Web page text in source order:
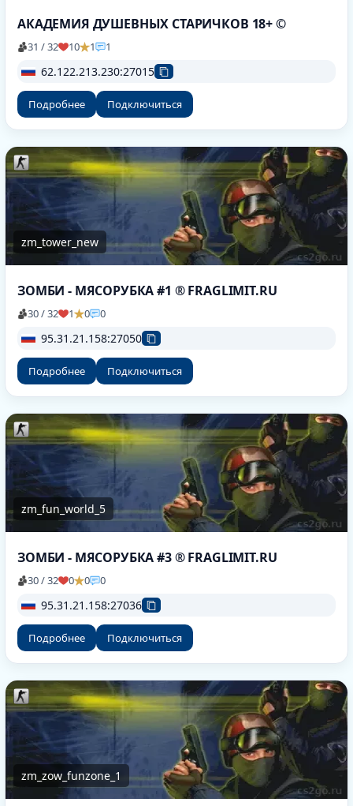
АКАДЕМИЯ ДУШЕВНЫХ СТАРИЧКОВ 18+ ©
31 / 32 10 1 1
62.122.213.230:27015
Подробнее Подключиться
zm_tower_new
ЗОМБИ - МЯСОРУБКА #1 ® FRAGLIMIT.RU
30 / 32 1 0 0
95.31.21.158:27050
Подробнее Подключиться
zm_fun_world_5
ЗОМБИ - МЯСОРУБКА #3 ® FRAGLIMIT.RU
30 / 32 0 0 0
95.31.21.158:27036
Подробнее Подключиться
zm_zow_funzone_1